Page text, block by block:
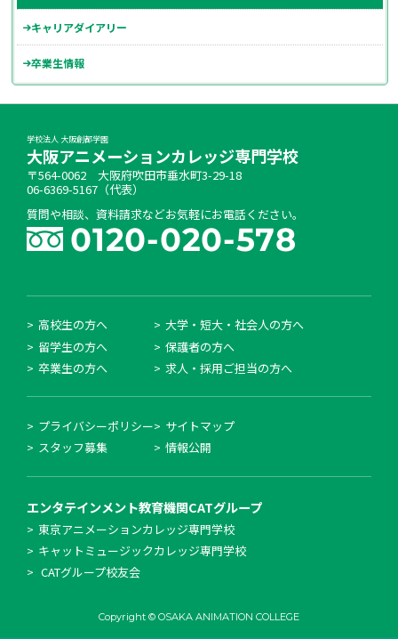
キャリアダイアリー
卒業生情報
学校法人 大阪創都学園
大阪アニメーションカレッジ専門学校
〒564-0062 大阪府吹田市垂水町3-29-18
06-6369-5167（代表）
質問や相談、資料請求などお気軽にお電話ください。
高校生の方へ
大学・短大・社会人の方へ
留学生の方へ
保護者の方へ
卒業生の方へ
求人・採用ご担当の方へ
プライバシーポリシー
サイトマップ
スタッフ募集
情報公開
エンタテインメント教育機関CATグループ
東京アニメーションカレッジ専門学校
キャットミュージックカレッジ専門学校
CATグループ校友会
Copyright © OSAKA ANIMATION COLLEGE